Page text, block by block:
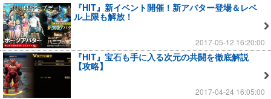
『HIT』新イベント開催！新アバター登場＆レベ
ル上限も解放！
2017-05-12 16:20:00
『HIT』宝石も手に入る次元の共闘を徹底解説
【攻略】
2017-04-24 16:05:00